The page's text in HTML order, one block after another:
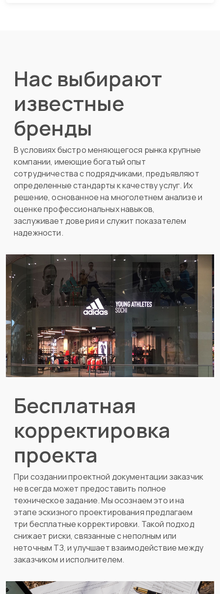
Нас выбирают
известные
бренды
В условиях быстро меняющегося рынка крупные
компании, имеющие богатый опыт
сотрудничества с подрядчиками, предъявляют
определенные стандарты к качеству услуг. Их
решение, основанное на многолетнем анализе и
оценке профессиональных навыков,
заслуживает доверия и служит показателем
надежности.
Бесплатная
корректировка
проекта
При создании проектной документации заказчик
не всегда может предоставить полное
техническое задание. Мы осознаем это и на
этапе эскизного проектирования предлагаем
три бесплатные корректировки. Такой подход
снижает риски, связанные с неполным или
неточным ТЗ, и улучшает взаимодействие между
заказчиком и исполнителем.